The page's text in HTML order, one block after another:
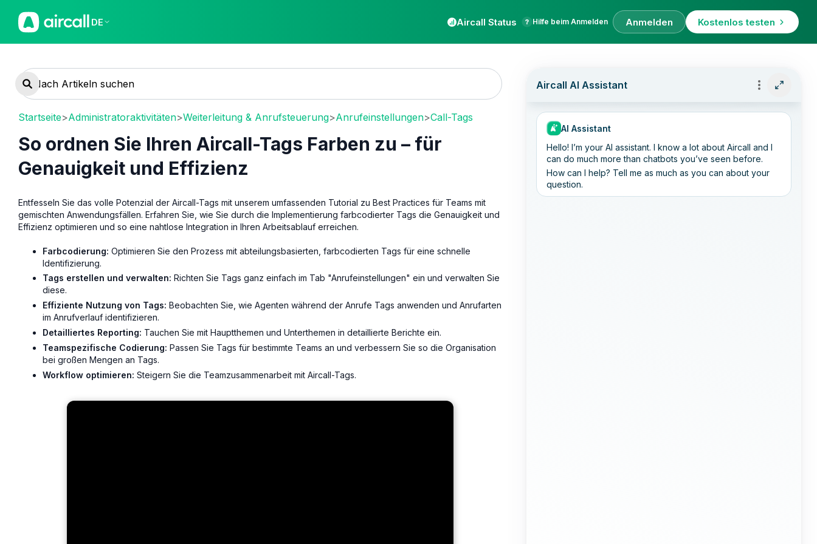
DE Aircall Status Hilfe beim Anmelden Anmelden Kostenlos testen
Startseite>Administratoraktivitäten>Weiterleitung & Anrufsteuerung>Anrufeinstellungen>Call-Tags
So ordnen Sie Ihren Aircall-Tags Farben zu – für
Genauigkeit und Effizienz
Entfesseln Sie das volle Potenzial der Aircall-Tags mit unserem umfassenden Tutorial zu Best Practices für Teams mit
gemischten Anwendungsfällen. Erfahren Sie, wie Sie durch die Implementierung farbcodierter Tags die Genauigkeit und
Effizienz optimieren und so eine nahtlose Integration in Ihren Arbeitsablauf erreichen.
Farbcodierung: Optimieren Sie den Prozess mit abteilungsbasierten, farbcodierten Tags für eine schnelle
Identifizierung.
Tags erstellen und verwalten: Richten Sie Tags ganz einfach im Tab "Anrufeinstellungen" ein und verwalten Sie
diese.
Effiziente Nutzung von Tags: Beobachten Sie, wie Agenten während der Anrufe Tags anwenden und Anrufarten
im Anrufverlauf identifizieren.
Detailliertes Reporting: Tauchen Sie mit Hauptthemen und Unterthemen in detaillierte Berichte ein.
Teamspezifische Codierung: Passen Sie Tags für bestimmte Teams an und verbessern Sie so die Organisation
bei großen Mengen an Tags.
Workflow optimieren: Steigern Sie die Teamzusammenarbeit mit Aircall-Tags.